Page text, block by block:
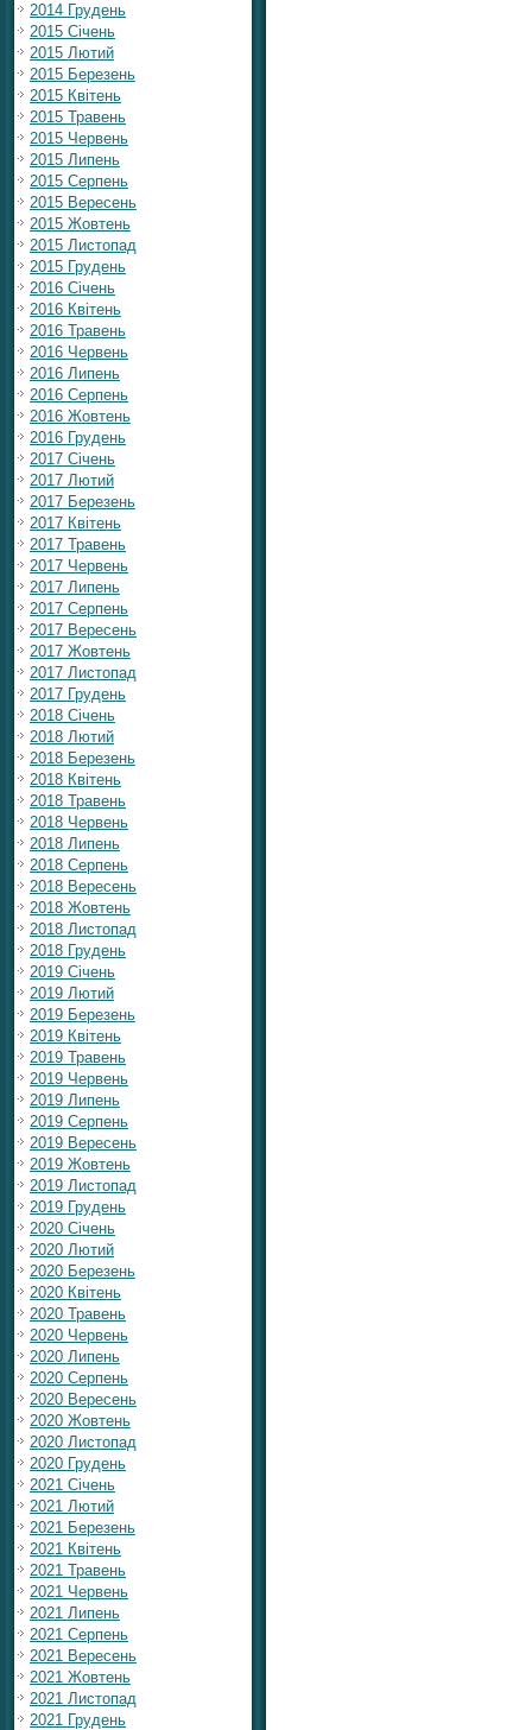
2014 Грудень
2015 Січень
2015 Лютий
2015 Березень
2015 Квітень
2015 Травень
2015 Червень
2015 Липень
2015 Серпень
2015 Вересень
2015 Жовтень
2015 Листопад
2015 Грудень
2016 Січень
2016 Квітень
2016 Травень
2016 Червень
2016 Липень
2016 Серпень
2016 Жовтень
2016 Грудень
2017 Січень
2017 Лютий
2017 Березень
2017 Квітень
2017 Травень
2017 Червень
2017 Липень
2017 Серпень
2017 Вересень
2017 Жовтень
2017 Листопад
2017 Грудень
2018 Січень
2018 Лютий
2018 Березень
2018 Квітень
2018 Травень
2018 Червень
2018 Липень
2018 Серпень
2018 Вересень
2018 Жовтень
2018 Листопад
2018 Грудень
2019 Січень
2019 Лютий
2019 Березень
2019 Квітень
2019 Травень
2019 Червень
2019 Липень
2019 Серпень
2019 Вересень
2019 Жовтень
2019 Листопад
2019 Грудень
2020 Січень
2020 Лютий
2020 Березень
2020 Квітень
2020 Травень
2020 Червень
2020 Липень
2020 Серпень
2020 Вересень
2020 Жовтень
2020 Листопад
2020 Грудень
2021 Січень
2021 Лютий
2021 Березень
2021 Квітень
2021 Травень
2021 Червень
2021 Липень
2021 Серпень
2021 Вересень
2021 Жовтень
2021 Листопад
2021 Грудень